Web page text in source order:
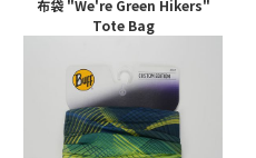
布袋 "We're Green Hikers"
Tote Bag